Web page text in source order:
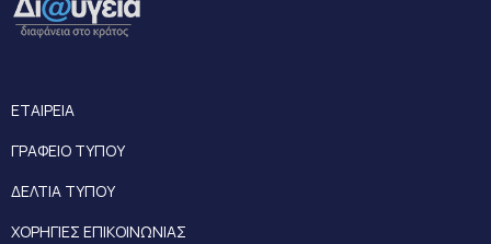
ΕΤΑΙΡΕΙΑ
ΓΡΑΦΕΙΟ ΤΥΠΟΥ
ΔΕΛΤΙΑ ΤΥΠΟΥ
ΧΟΡΗΓΙΕΣ ΕΠΙΚΟΙΝΩΝΙΑΣ